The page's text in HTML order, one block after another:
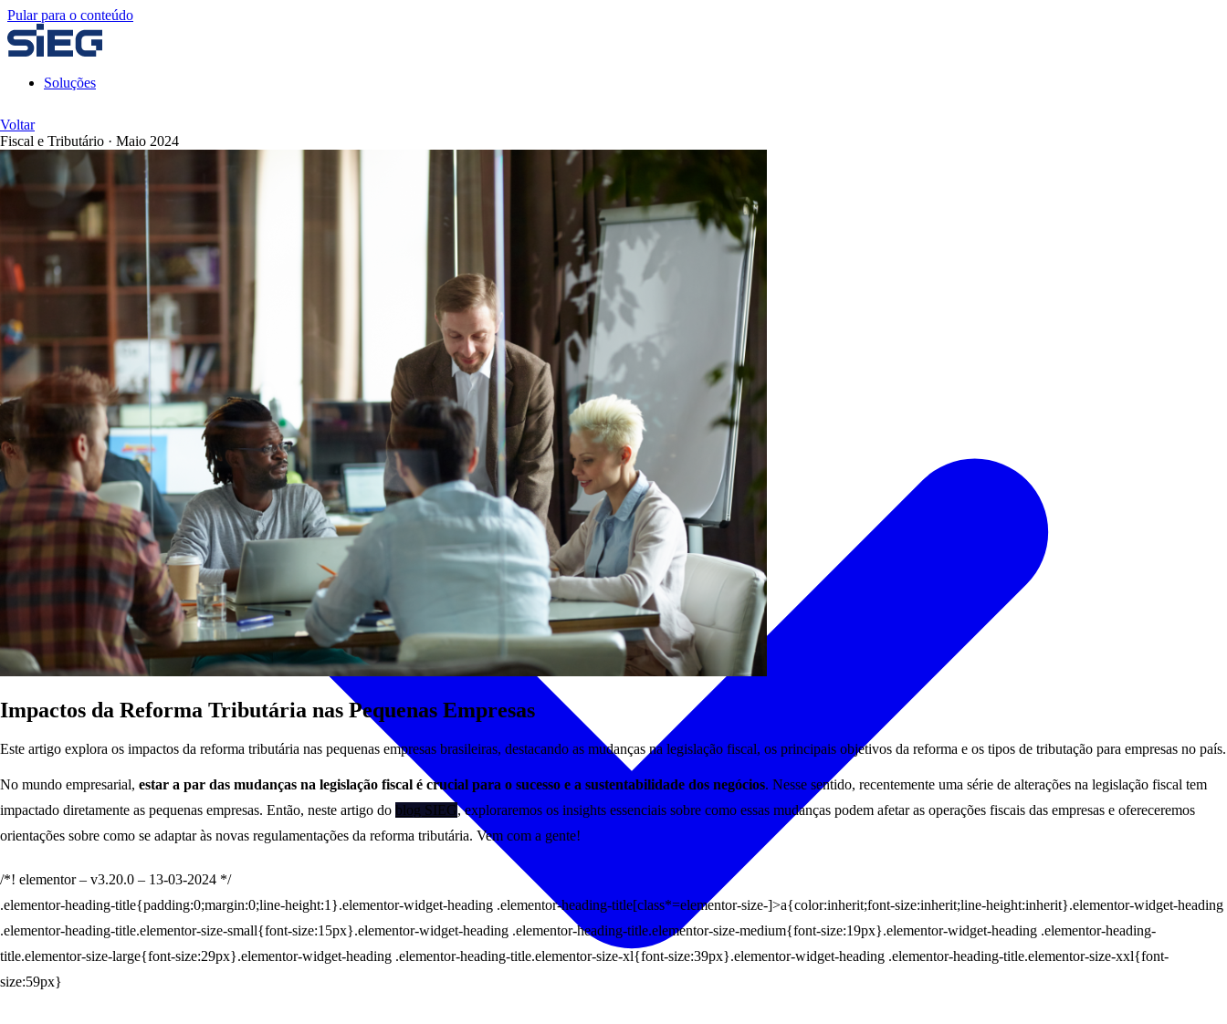
Pular para o conteúdo
Soluções
Voltar
Fiscal e Tributário · Maio 2024
Impactos da Reforma Tributária nas Pequenas Empresas
Este artigo explora os impactos da reforma tributária nas pequenas empresas brasileiras, destacando as mudanças na legislação fiscal, os principais objetivos da reforma e os tipos de tributação para empresas no país.
No mundo empresarial, estar a par das mudanças na legislação fiscal é crucial para o sucesso e a sustentabilidade dos negócios. Nesse sentido, recentemente uma série de alterações na legislação fiscal tem
impactado diretamente as pequenas empresas. Então, neste artigo do blog SIEG, exploraremos os insights essenciais sobre como essas mudanças podem afetar as operações fiscais das empresas e ofereceremos
orientações sobre como se adaptar às novas regulamentações da reforma tributária. Vem com a gente!
/*! elementor – v3.20.0 – 13-03-2024 */
.elementor-heading-title{padding:0;margin:0;line-height:1}.elementor-widget-heading .elementor-heading-title[class*=elementor-size-]>a{color:inherit;font-size:inherit;line-height:inherit}.elementor-widget-heading
.elementor-heading-title.elementor-size-small{font-size:15px}.elementor-widget-heading .elementor-heading-title.elementor-size-medium{font-size:19px}.elementor-widget-heading .elementor-heading-
title.elementor-size-large{font-size:29px}.elementor-widget-heading .elementor-heading-title.elementor-size-xl{font-size:39px}.elementor-widget-heading .elementor-heading-title.elementor-size-xxl{font-
size:59px}